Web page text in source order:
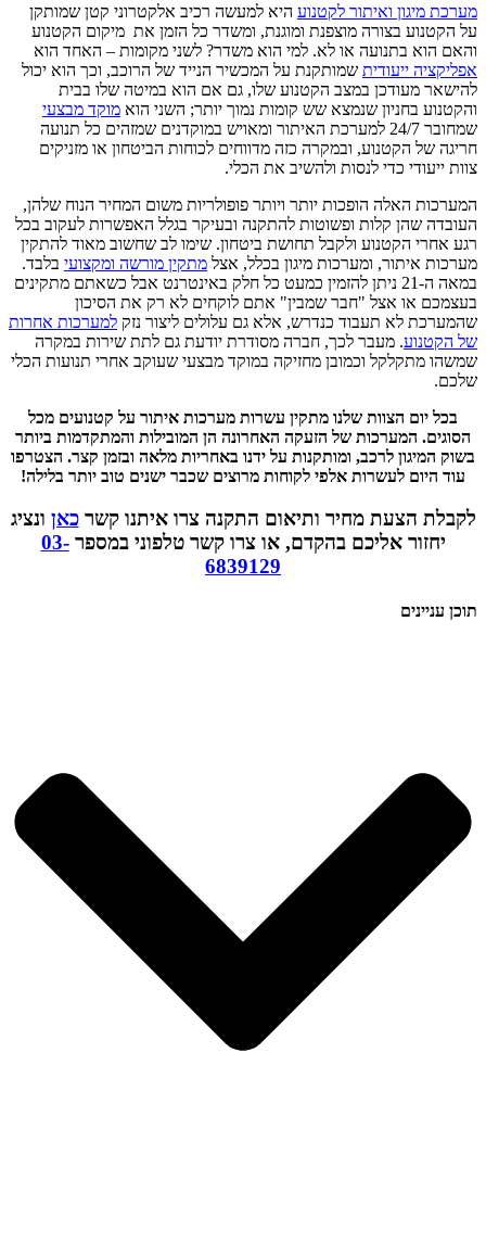
מערכת מיגון ואיתור לקטנוע היא למעשה רכיב אלקטרוני קטן שמותקן
על הקטנוע בצורה מוצפנת ומוגנת, ומשדר כל הזמן את מיקום הקטנוע
והאם הוא בתנועה או לא. למי הוא משדר? לשני מקומות – האחד הוא
אפליקציה ייעודית שמותקנת על המכשיר הנייד של הרוכב, וכך הוא יכול
להישאר מעודכן במצב הקטנוע שלו, גם אם הוא במיטה שלו בבית
והקטנוע בחניון שנמצא שש קומות נמוך יותר; השני הוא מוקד מבצעי
שמחובר 24/7 למערכת האיתור ומאויש במוקדנים שמזהים כל תנועה
חריגה של הקטנוע, ובמקרה כזה מדווחים לכוחות הביטחון או מזניקים
צוות ייעודי כדי לנסות ולהשיב את הכלי.
המערכות האלה הופכות יותר ויותר פופולריות משום המחיר הנוח שלהן,
העובדה שהן קלות ופשוטות להתקנה ובעיקר בגלל האפשרות לעקוב בכל
רגע אחרי הקטנוע ולקבל תחושת ביטחון. שימו לב שחשוב מאוד להתקין
מערכות איתור, ומערכות מיגון בכלל, אצל מתקין מורשה ומקצועי בלבד.
במאה ה-21 ניתן להזמין כמעט כל חלק באינטרנט אבל כשאתם מתקינים
בעצמכם או אצל "חבר שמבין" אתם לוקחים לא רק את הסיכון
שהמערכת לא תעבוד כנדרש, אלא גם עלולים ליצור נזק למערכות אחרות
של הקטנוע. מעבר לכך, חברה מסודרת יודעת גם לתת שירות במקרה
שמשהו מתקלקל וכמובן מחזיקה במוקד מבצעי שעוקב אחרי תנועות הכלי
שלכם.
בכל יום הצוות שלנו מתקין עשרות מערכות איתור על קטנועים מכל
הסוגים. המערכות של הזעקה האחרונה הן המובילות והמתקדמות ביותר
בשוק המיגון לרכב, ומותקנות על ידנו באחריות מלאה ובזמן קצר. הצטרפו
עוד היום לעשרות אלפי לקוחות מרוצים שכבר ישנים טוב יותר בלילה!
לקבלת הצעת מחיר ותיאום התקנה צרו איתנו קשרכאן ונציג
יחזור אליכם בהקדם, או צרו קשר טלפוני במספר03-
6839129
תוכן עניינים